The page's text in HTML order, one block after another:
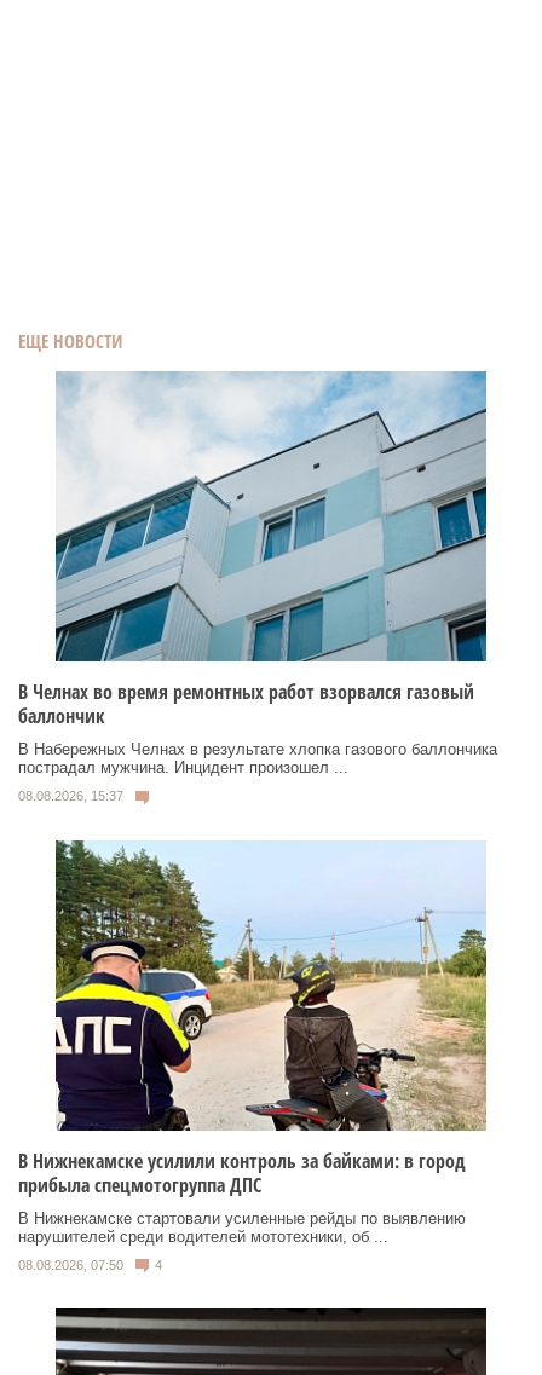
ЕЩЕ НОВОСТИ
В Челнах во время ремонтных работ взорвался газовый
баллончик
В Набережных Челнах в результате хлопка газового баллончика
пострадал мужчина. Инцидент произошел ...
08.08.2026, 15:37
В Нижнекамске усилили контроль за байками: в город
прибыла спецмотогруппа ДПС
В Нижнекамске стартовали усиленные рейды по выявлению
нарушителей среди водителей мототехники, об ...
08.08.2026, 07:50 4